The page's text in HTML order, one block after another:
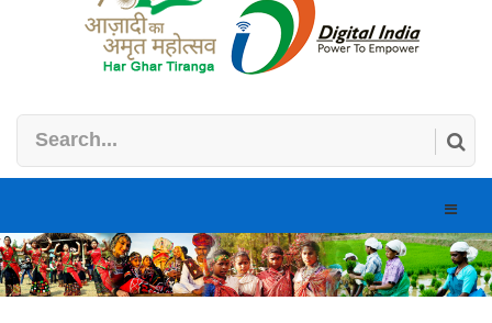
Toggle